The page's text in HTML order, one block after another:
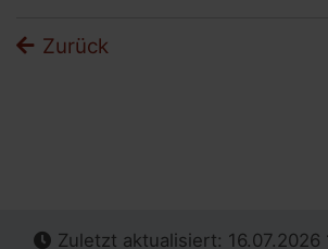
Zurück
Zuletzt aktualisiert: 16.07.2026